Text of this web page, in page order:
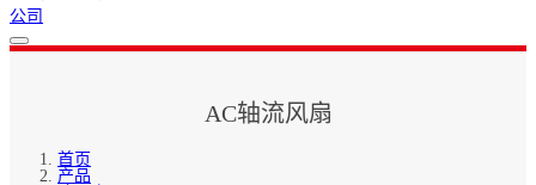
AC轴流风扇
首页
产品